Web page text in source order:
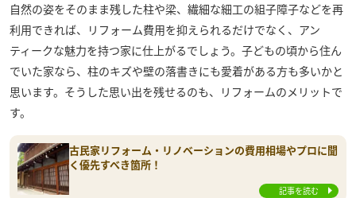
自然の姿をそのまま残した柱や梁、繊細な細工の組子障子などを再
利用できれば、リフォーム費用を抑えられるだけでなく、アン
ティークな魅力を持つ家に仕上がるでしょう。子どもの頃から住ん
でいた家なら、柱のキズや壁の落書きにも愛着がある方も多いかと
思います。そうした思い出を残せるのも、リフォームのメリットで
す。
古民家リフォーム・リノベーションの費用相場やプロに聞
く優先すべき箇所！
記事を読む